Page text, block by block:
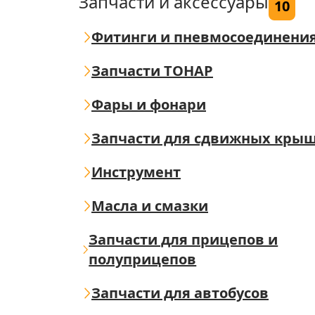
10
Фитинги и
Запчасти ТОНАР
Фары и фонари
Запчасти для сдвижных
Инструмент
Масла и смазки
Запчасти для прицепов и
полуприцепов
Запчасти для автобусов